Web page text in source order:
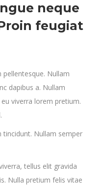
neque
feugiat
pellentesque. Nullam
dapibus a. Nullam
viverra lorem pretium.
tincidunt. Nullam semper
tellus elit gravida
Nulla pretium felis vitae